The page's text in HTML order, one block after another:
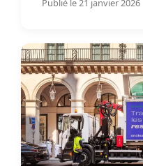
Publié le 21 janvier 2026